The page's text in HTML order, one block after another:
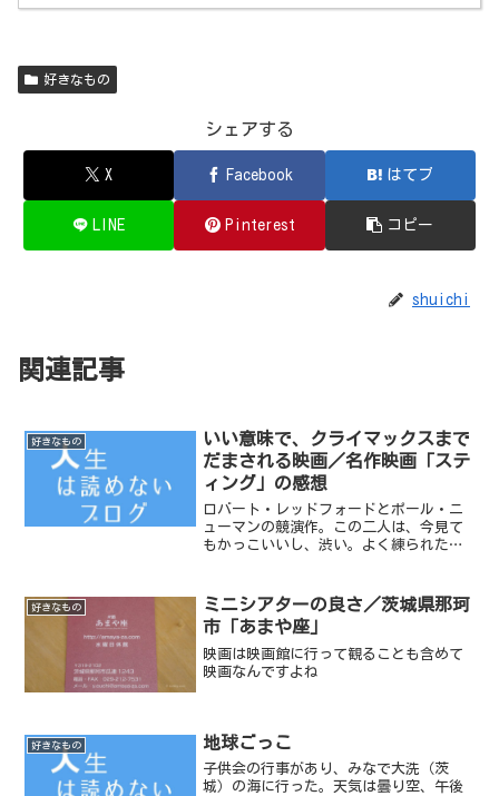
好きなもの
シェアする
X Facebook はてブ
LINE Pinterest コピー
shuichi
関連記事
好きなもの
いい意味で、クライマックスまで
だまされる映画／名作映画「ステ
ィング」の感想
ロバート・レッドフォードとポール・ニ
ューマンの競演作。この二人は、今見て
もかっこいいし、渋い。よく練られた映
テン師役の競演の二人に最後の最後まで
騙される映画だ。「人を騙...
好きなもの
ミニシアターの良さ／茨城県那珂
市「あまや座」
映画は映画館に行って観ることも含めて
映画なんですよね
好きなもの 地球ごっこ
子供会の行事があり、みなで大洗（茨
城）の海に行った。天気は曇り空、午後